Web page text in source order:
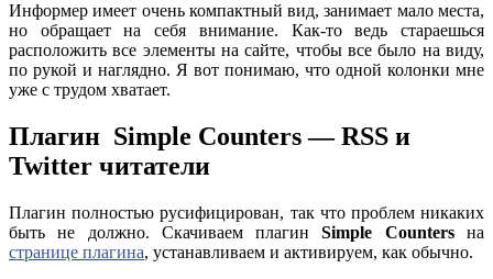
Информер имеет очень компактный вид, занимает мало места,
но обращает на себя внимание. Как-то ведь стараешься
расположить все элементы на сайте, чтобы все было на виду,
по рукой и наглядно. Я вот понимаю, что одной колонки мне
уже с трудом хватает.
Плагин Simple Counters — RSS и
Twitter читатели
Плагин полностью русифицирован, так что проблем никаких
быть не должно. Скачиваем плагинSimple Countersна
странице плагина, устанавливаем и активируем, как обычно.